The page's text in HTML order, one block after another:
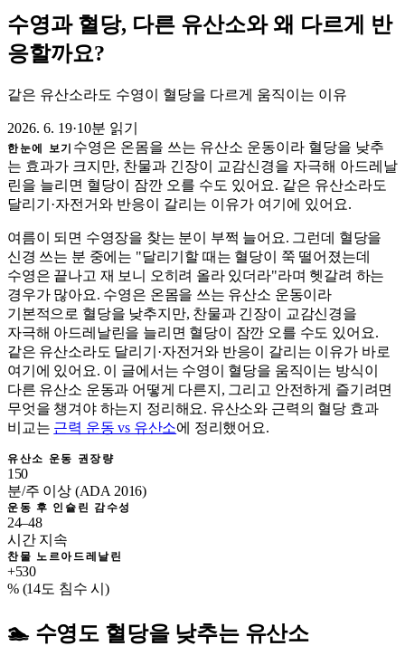
수영과 혈당, 다른 유산소와 왜 다르게 반
응할까요?
같은 유산소라도 수영이 혈당을 다르게 움직이는 이유
2026. 6. 19·10분 읽기
한눈에 보기 수영은 온몸을 쓰는 유산소 운동이라 혈당을 낮추
는 효과가 크지만, 찬물과 긴장이 교감신경을 자극해 아드레날
린을 늘리면 혈당이 잠깐 오를 수도 있어요. 같은 유산소라도
달리기·자전거와 반응이 갈리는 이유가 여기에 있어요.
여름이 되면 수영장을 찾는 분이 부쩍 늘어요. 그런데 혈당을
신경 쓰는 분 중에는 "달리기할 때는 혈당이 쭉 떨어졌는데
수영은 끝나고 재 보니 오히려 올라 있더라"라며 헷갈려 하는
경우가 많아요. 수영은 온몸을 쓰는 유산소 운동이라
기본적으로 혈당을 낮추지만, 찬물과 긴장이 교감신경을
자극해 아드레날린을 늘리면 혈당이 잠깐 오를 수도 있어요.
같은 유산소라도 달리기·자전거와 반응이 갈리는 이유가 바로
여기에 있어요. 이 글에서는 수영이 혈당을 움직이는 방식이
다른 유산소 운동과 어떻게 다른지, 그리고 안전하게 즐기려면
무엇을 챙겨야 하는지 정리해요. 유산소와 근력의 혈당 효과
비교는 근력 운동 vs 유산소에 정리했어요.
유산소 운동 권장량
150
분/주 이상 (ADA 2016)
운동 후 인슐린 감수성
24–48
시간 지속
찬물 노르아드레날린
+530
% (14도 침수 시)
🏊 수영도 혈당을 낮추는 유산소